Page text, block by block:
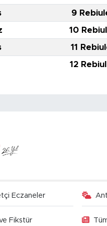
9
10
11
12
Eczaneler
Fikstür